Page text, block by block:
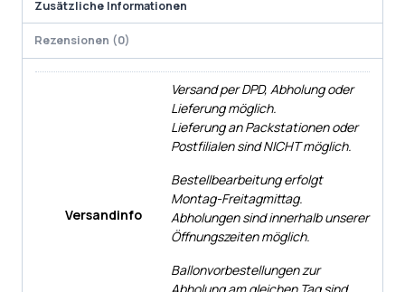
Zusätzliche Informationen
Rezensionen (0)
Versandinfo
Versand per DPD, Abholung oder
Lieferung möglich.
Lieferung an Packstationen oder
Postfilialen sind NICHT möglich.
Bestellbearbeitung erfolgt
Montag-Freitagmittag.
Abholungen sind innerhalb unserer
Öffnungszeiten möglich.
Ballonvorbestellungen zur
Abholung am gleichen Tag sind